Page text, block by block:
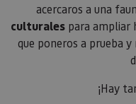
acercaros a una
culturales para ampliar
que poneros a prueba
¡Hay